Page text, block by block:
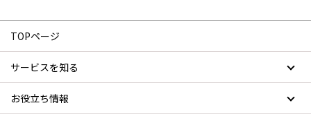
TOPページ
サービスを知る
お役立ち情報